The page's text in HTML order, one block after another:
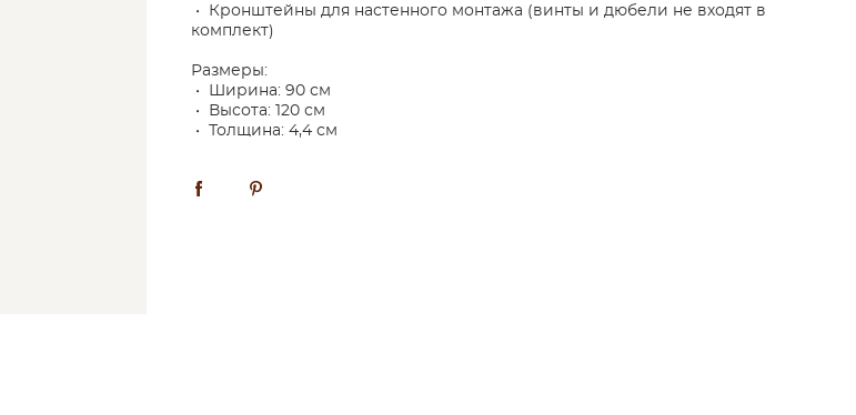
• Кронштейны для настенного монтажа (винты и дюбели не входят в
комплект)
Размеры:
• Ширина: 90 см
• Высота: 120 см
• Толщина: 4,4 см